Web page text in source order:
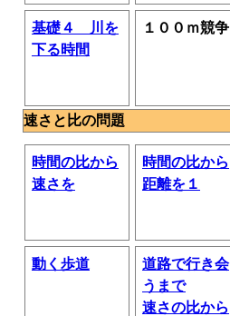
基礎４ 川を
下る時間
１００ｍ競争
速さと比の問題
時間の比から
速さを
時間の比から
距離を１
動く歩道
道路で行き会
うまで
速さの比から